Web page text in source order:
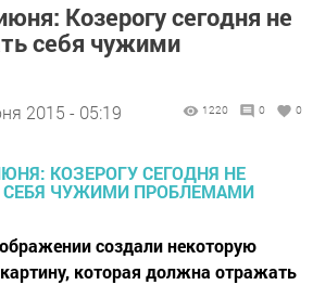
Козерогу сегодня не
себя чужими
2015 - 05:19 1220 0 0
создали некоторую
которая должна отражать